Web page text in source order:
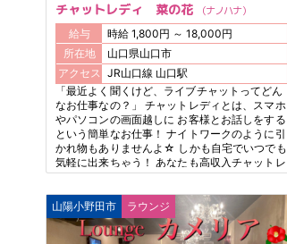
チャットレディ 菜の花 ナノハナ
給与
時給 1,800円 ～ 18,000円
所在地
山口県山口市
アクセス
JR山口線 山口駅
「最近よく聞くけど、ライブチャットってどん
なお仕事なの？」 チャットレディとは、スマホ
やパソコンの画面越しに お客様とお話しをする
という簡単なお仕事！ ナイトワークのように引
かれ物もありませんよ☆ しかも自宅でいつでも
気軽に出来ちゃう！ あなたも高収入チャットレ
ディになって 欲しいものをガマンしない生活を
山陽小野田市
ラウンジ